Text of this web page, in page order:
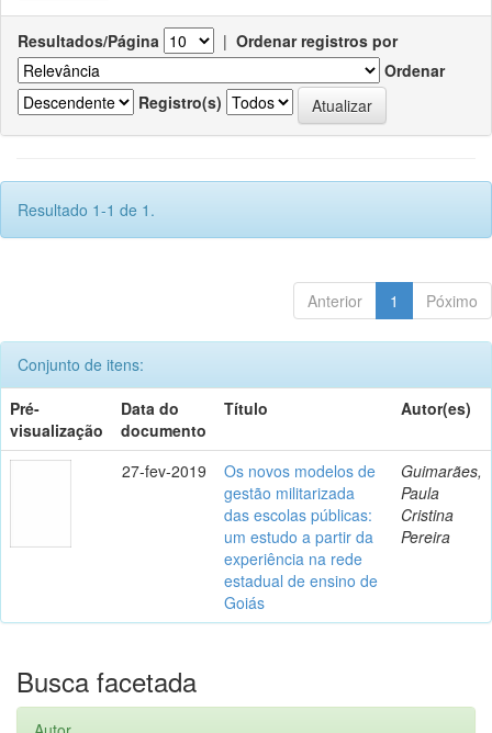
Resultados/Página | Ordenar registros por
Ordenar
Registro(s)
Resultado 1-1 de 1.
Anterior 1 Póximo
Conjunto de itens:
Pré-
visualização
Data do
documento
Título Autor(es)
27-fev-2019
Os novos modelos de
gestão militarizada
das escolas públicas:
um estudo a partir da
experiência na rede
estadual de ensino de
Goiás
Guimarães,
Paula
Cristina
Pereira
Busca facetada